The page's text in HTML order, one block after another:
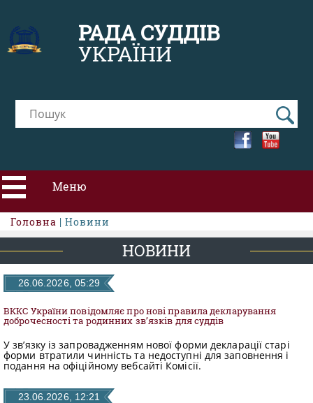
РАДА СУДДІВ
УКРАЇНИ
Меню
ДОКУМЕНТИ
КАНДИДАТИ ДО КСУ
Головна | Новини
НОВИНИ
26.06.2026, 05:29
ВККС України повідомляє про нові правила декларування
доброчесності та родинних зв’язків для суддів
У зв’язку із запровадженням нової форми декларації старі
форми втратили чинність та недоступні для заповнення і
подання на офіційному вебсайті Комісії.
23.06.2026, 12:21